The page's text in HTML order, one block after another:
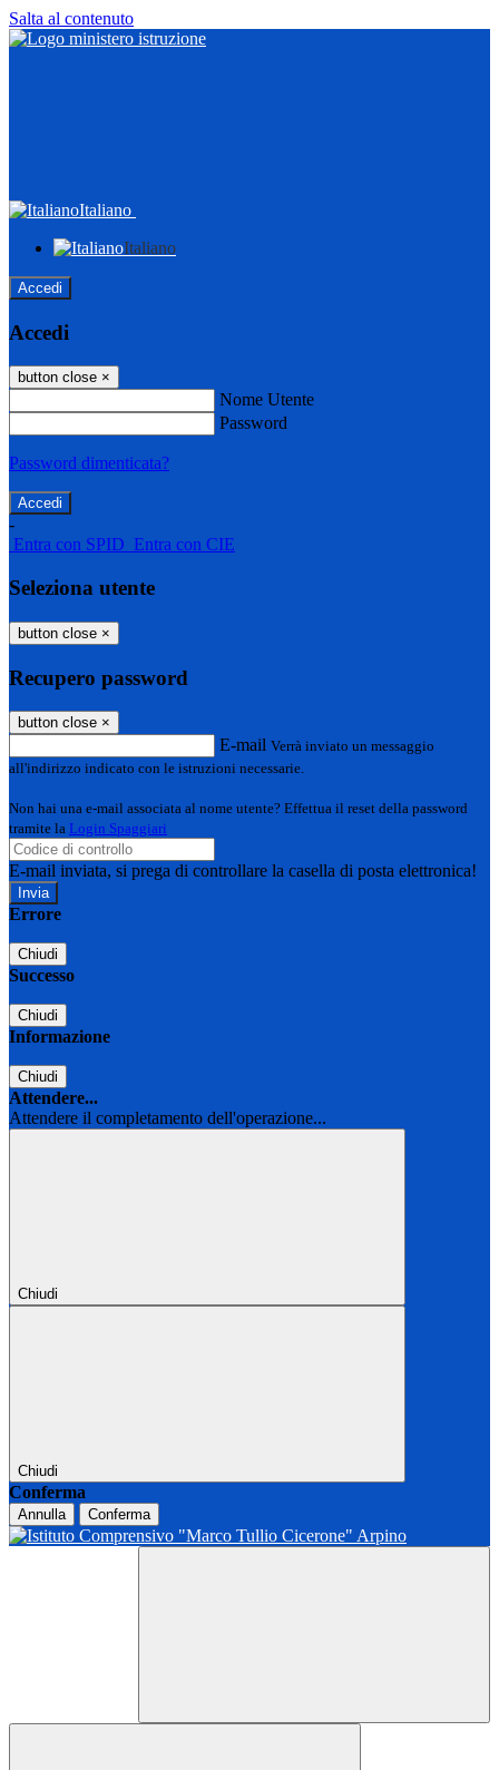
Salta al contenuto
Italiano
Italiano
Accedi
Accedi
button close ×
Nome Utente
Password
Password dimenticata?
-
Entra con SPID Entra con CIE
Seleziona utente
button close ×
Recupero password
button close ×
E-mail Verrà inviato un messaggio
all'indirizzo indicato con le istruzioni necessarie.
Non hai una e-mail associata al nome utente? Effettua il reset della password
tramite la Login Spaggiari
E-mail inviata, si prega di controllare la casella di posta elettronica!
Errore
Chiudi
Successo
Chiudi
Informazione
Chiudi
Attendere...
Attendere il completamento dell'operazione...
Chiudi
Chiudi
Conferma
Annulla Conferma